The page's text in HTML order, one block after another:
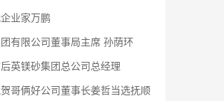
业家万鹏
有限公司董事局主席 孙荫环
英镁砂集团总公司总经理
哥俩好公司董事长姜哲当选抚顺